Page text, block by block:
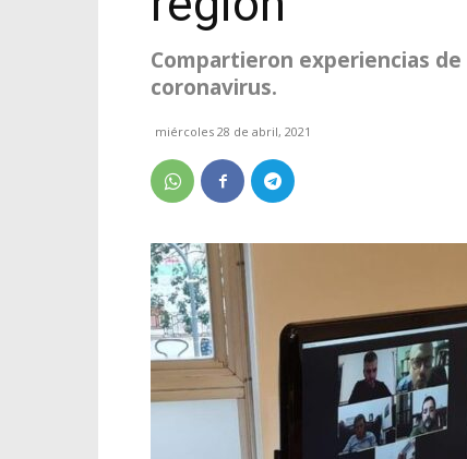
Compartieron experiencias
coronavirus.
miércoles 28 de abril, 2021